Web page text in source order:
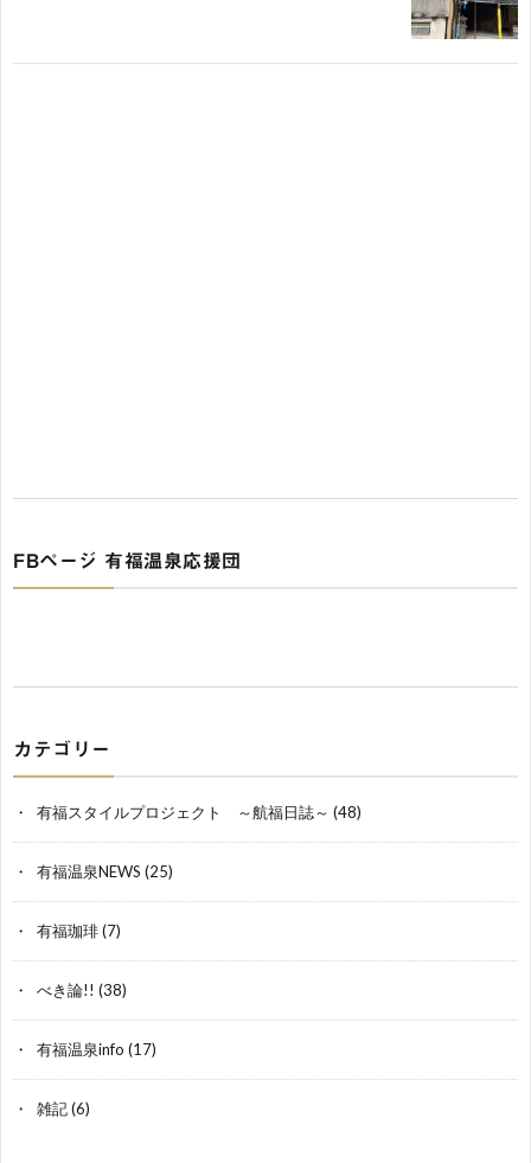
FBページ 有福温泉応援団
カテゴリー
有福スタイルプロジェクト ～航福日誌～ (48)
有福温泉NEWS (25)
有福珈琲(7)
べき論!! (38)
有福温泉info (17)
雑記(6)